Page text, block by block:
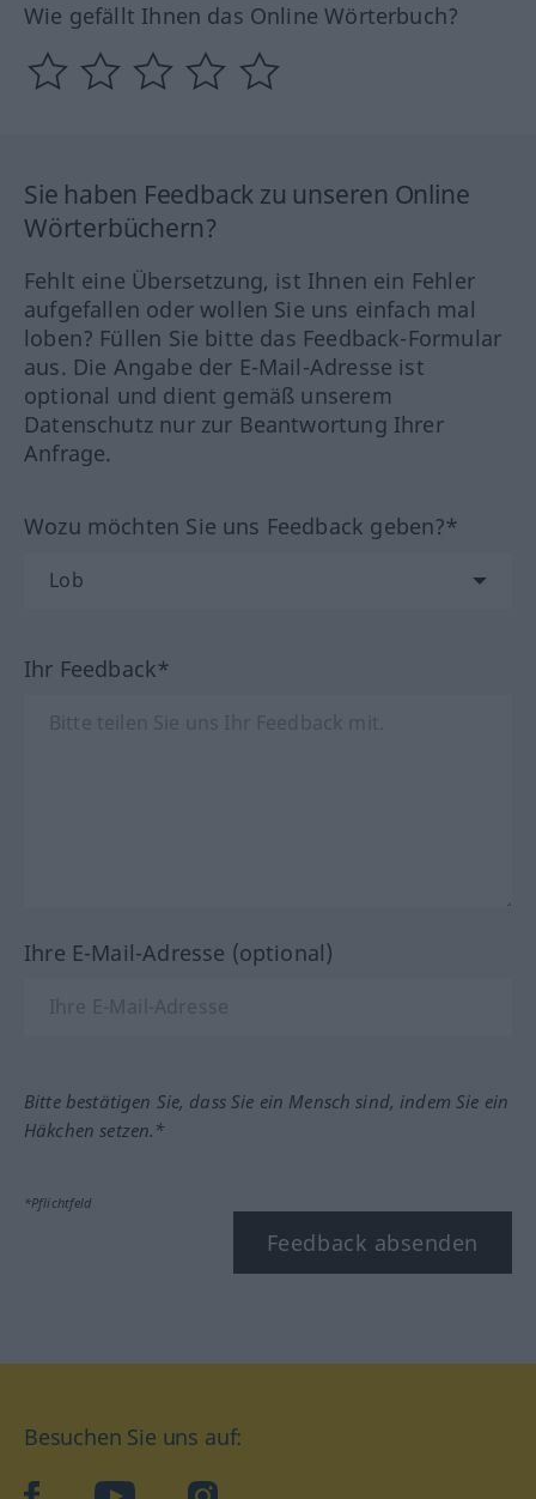
Wie gefällt Ihnen das Online Wörterbuch?
Sie haben Feedback zu unseren Online
Wörterbüchern?
Fehlt eine Übersetzung, ist Ihnen ein Fehler
aufgefallen oder wollen Sie uns einfach mal
loben? Füllen Sie bitte das Feedback-Formular
aus. Die Angabe der E-Mail-Adresse ist
optional und dient gemäß unserem
Datenschutz nur zur Beantwortung Ihrer
Anfrage.
Wozu möchten Sie uns Feedback geben?*
Ihr Feedback*
Ihre E-Mail-Adresse (optional)
Bitte bestätigen Sie, dass Sie ein Mensch sind, indem Sie ein
Häkchen setzen.*
*Pflichtfeld
Feedback absenden
Besuchen Sie uns auf: